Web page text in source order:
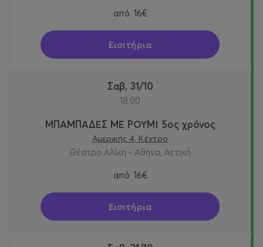
από 16€
Εισιτήρια
Σαβ, 31/10
18:00
ΜΠΑΜΠΑΔΕΣ ΜΕ ΡΟΥΜΙ 5ος χρόνος
Αμερικής 4, Κέντρο
Θέατρο Αλίκη - Αθήνα, Αττική
από 16€
Εισιτήρια